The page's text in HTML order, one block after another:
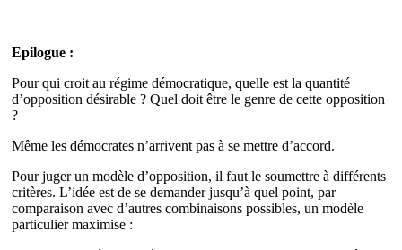
Epilogue :
Pour qui croit au régime démocratique, quelle est la quantité
d’opposition désirable ? Quel doit être le genre de cette opposition
?
Même les démocrates n’arrivent pas à se mettre d’accord.
Pour juger un modèle d’opposition, il faut le soumettre à différents
critères. L’idée est de se demander jusqu’à quel point, par
comparaison avec d’autres combinaisons possibles, un modèle
particulier maximise :